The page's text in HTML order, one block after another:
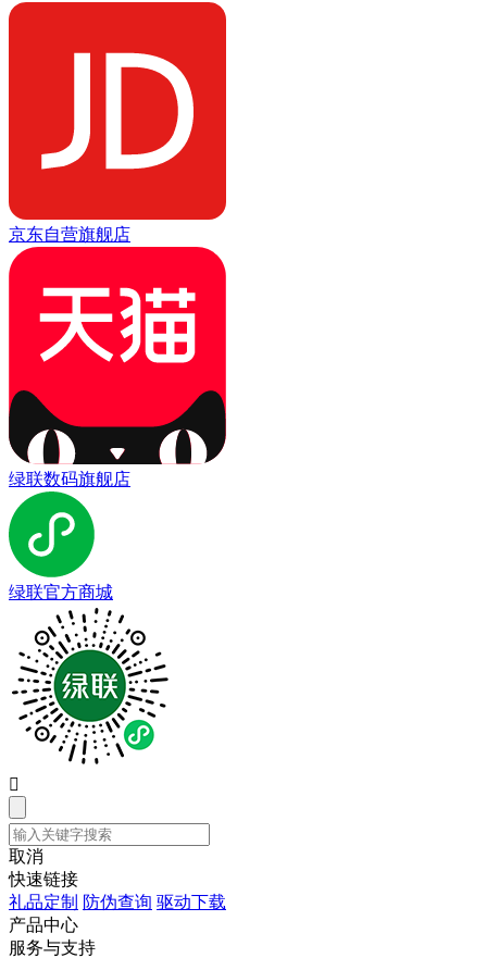
京东自营旗舰店
绿联数码旗舰店
绿联官方商城

取消
快速链接
礼品定制 防伪查询 驱动下载
产品中心
服务与支持